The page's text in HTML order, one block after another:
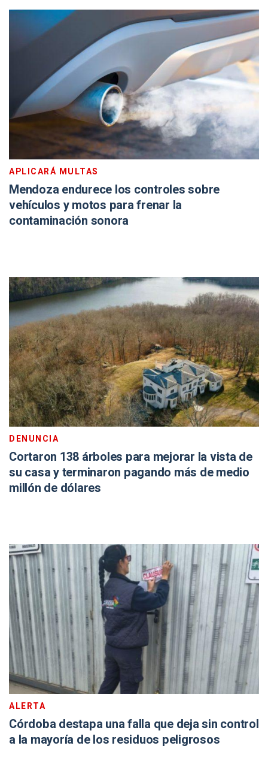
APLICARÁ MULTAS
Mendoza endurece los controles sobre
vehículos y motos para frenar la
contaminación sonora
DENUNCIA
Cortaron 138 árboles para mejorar la vista de
su casa y terminaron pagando más de medio
millón de dólares
ALERTA
Córdoba destapa una falla que deja sin control
a la mayoría de los residuos peligrosos